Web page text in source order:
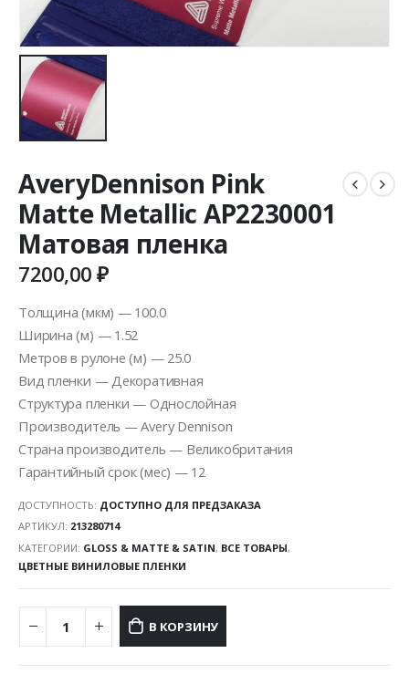
AveryDennison Pink
Matte Metallic AP2230001
Матовая пленка
7200,00₽
Толщина (мкм) — 100.0
Ширина (м) — 1.52
Метров в рулоне (м) — 25.0
Вид пленки — Декоративная
Структура пленки — Однослойная
Производитель — Avery Dennison
Страна производитель — Великобритания
Гарантийный срок (мес) — 12
ДОСТУПНОСТЬ: ДОСТУПНО ДЛЯ ПРЕДЗАКАЗА
АРТИКУЛ: 213280714
КАТЕГОРИИ: GLOSS & MATTE & SATIN, ВСЕ ТОВАРЫ,
ЦВЕТНЫЕ ВИНИЛОВЫЕ ПЛЕНКИ
В КОРЗИНУ